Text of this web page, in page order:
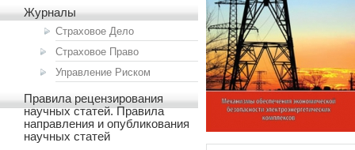
Журналы
Страховое Дело
Страховое Право
Управление Риском
Правила рецензирования
научных статей. Правила
направления и опубликования
научных статей